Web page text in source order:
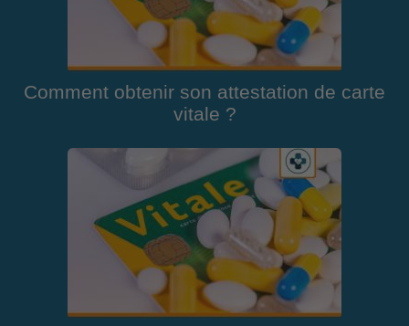
Comment obtenir son attestation de carte
vitale ?